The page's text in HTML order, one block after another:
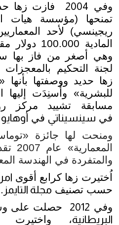
وفي 2004 فازت زها
تمنحها (مؤسسة هيات
ريجينسي) لأحد
المادية
وهي أصغر من فاز بها
لجنة التحكيم بالمعجزات
زها حديد ووصفتها بأنها
للبشرية» وأُسنِدَت إليها
مسابقة تشييد مركز
في سينسيناتي في أوهايو
ومنحت لها جائزة
والمتفردة في الهندسة
اُختيرت زها كرابع أقوى
حسب تصنيف مجلة التايمز .
وفي 2012 حصلت على
البريطانية، واختيرت